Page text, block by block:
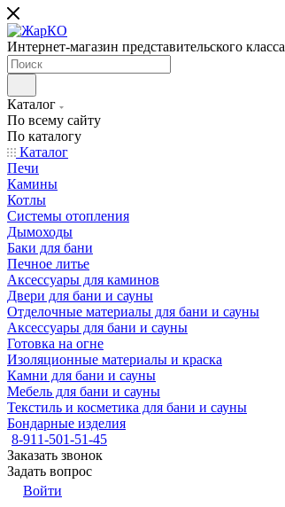
Интернет-магазин представительского класса
Каталог
По всему сайту
По каталогу
Каталог
Печи
Камины
Котлы
Системы отопления
Дымоходы
Баки для бани
Печное литье
Аксессуары для каминов
Двери для бани и сауны
Отделочные материалы для бани и сауны
Аксессуары для бани и сауны
Готовка на огне
Изоляционные материалы и краска
Камни для бани и сауны
Мебель для бани и сауны
Текстиль и косметика для бани и сауны
Бондарные изделия
8-911-501-51-45
Заказать звонок
Задать вопрос
Войти